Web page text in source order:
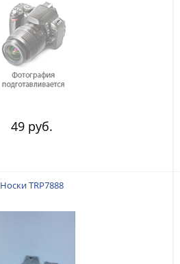
49 руб.
Носки TRP7888